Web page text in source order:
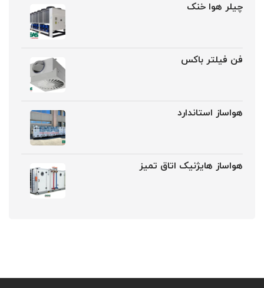
چیلر هوا خنک
فن فیلتر باکس
هواساز استاندارد
هواساز هایژنیک اتاق تمیز